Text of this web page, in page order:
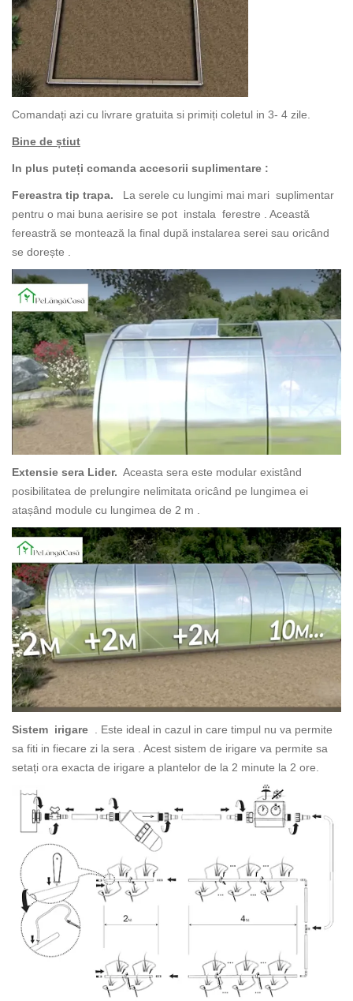
Comandați azi cu livrare gratuita si primiți coletul in 3- 4 zile.
Bine de știut
In plus puteți comanda accesorii suplimentare :
Fereastra tip trapa.
La serele cu lungimi mai mari suplimentar
pentru o mai buna aerisire se pot instala ferestre . Această
fereastră se montează la final după instalarea serei sau oricând
se dorește .
Extensie sera Lider. Aceasta sera este modular existând
posibilitatea de prelungire nelimitata oricând pe lungimea ei
atașând module cu lungimea de 2 m .
Sistem irigare . Este ideal in cazul in care timpul nu va permite
sa fiti in fiecare zi la sera . Acest sistem de irigare va permite sa
setați ora exacta de irigare a plantelor de la 2 minute la 2 ore.